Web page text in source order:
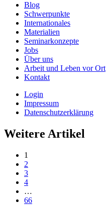
Blog
Schwerpunkte
Internationales
Materialien
Seminarkonzepte
Jobs
Über uns
Arbeit und Leben vor Ort
Kontakt
Login
Impressum
Datenschutzerklärung
Weitere Artikel
1
2
3
4
…
66